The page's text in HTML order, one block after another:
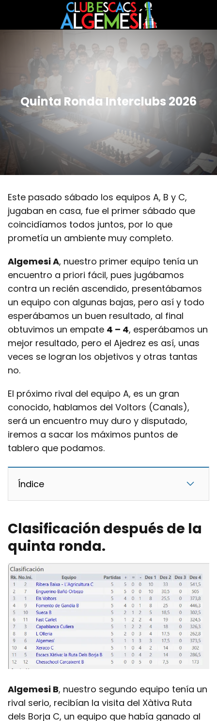
Quinta Ronda Interclubs 2026
Este pasado sábado los equipos A, B y C,
jugaban en casa, fue el primer sábado que
coincidíamos todos juntos, por lo que
prometía un ambiente muy completo.
Algemesi A, nuestro primer equipo tenía un
encuentro a priori fácil, pues jugábamos
contra un recién ascendido, presentábamos
un equipo con algunas bajas, pero así y todo
esperábamos un buen resultado, al final
obtuvimos un empate 4 – 4, esperábamos un
mejor resultado, pero el Ajedrez es así, unas
veces se logran los objetivos y otras tantas
no.
El próximo rival del equipo A, es un gran
conocido, hablamos del Voltors (Canals),
será un encuentro muy duro y disputado,
iremos a sacar los máximos puntos de
tablero que podamos.
Índice
Clasificación después de la
quinta ronda.
Algemesi B, nuestro segundo equipo tenía un
rival serio, recibían la visita del Xàtiva Ruta
dels Borja C, un equipo que había ganado al